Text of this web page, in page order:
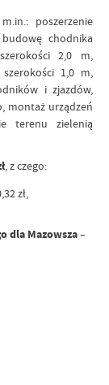
poszerzenie
chodnika
2,0 m,
1,0 m,
i zjazdów,
montaż urządzeń
terenu zielenią
, z czego:
zł,
dla Mazowsza–